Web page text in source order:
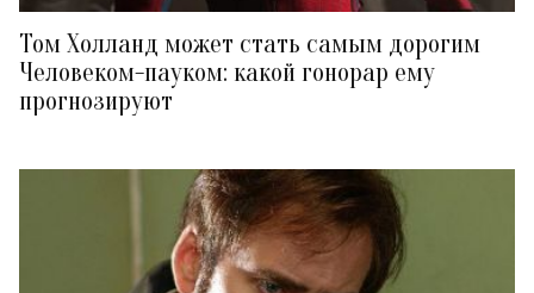
Том Холланд может стать самым дорогим
Человеком-пауком: какой гонорар ему
прогнозируют